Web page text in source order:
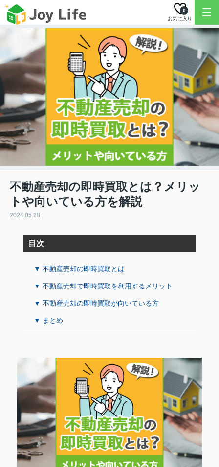
お気に入り
0
不動産売却の即時買取とは？メリッ
トや向いている方を解説
2024.05.28
目次
▼ 不動産売却の即時買取とは
▼ 不動産売却で即時買取を利用するメリット
▼ 不動産売却の即時買取が向いている方
▼ まとめ